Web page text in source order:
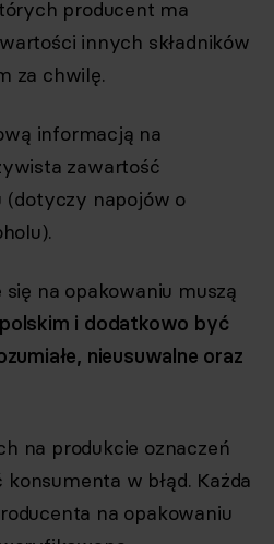
producent ma
innych składników
za chwilę.
informacją na
zawartość
(dotyczy napojów o
na opakowaniu muszą
i dodatkowo być
nieusuwalne oraz
na produkcie oznaczeń
w błąd. Każda
na opakowaniu